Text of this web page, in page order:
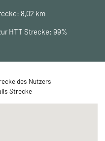
8,02 km
HTT Strecke: 99%
des Nutzers
Strecke